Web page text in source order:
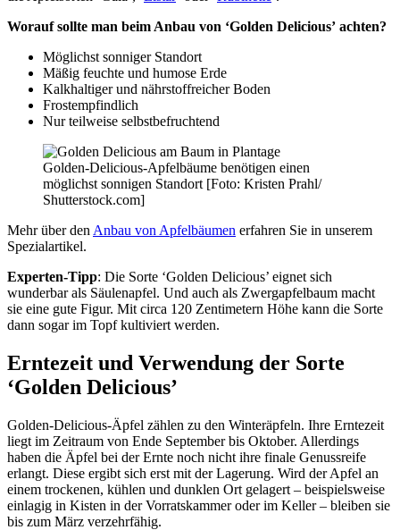
Worauf sollte man beim Anbau von ‘Golden Delicious’ achten?
Möglichst sonniger Standort
Mäßig feuchte und humose Erde
Kalkhaltiger und nährstoffreicher Boden
Frostempfindlich
Nur teilweise selbstbefruchtend
Golden-Delicious-Apfelbäume benötigen einen
möglichst sonnigen Standort [Foto: Kristen Prahl/
Shutterstock.com]
Mehr über den Anbau von Apfelbäumen erfahren Sie in unserem
Spezialartikel.
Experten-Tipp: Die Sorte ‘Golden Delicious’ eignet sich
wunderbar als Säulenapfel. Und auch als Zwergapfelbaum macht
sie eine gute Figur. Mit circa 120 Zentimetern Höhe kann die Sorte
dann sogar im Topf kultiviert werden.
Erntezeit und Verwendung der Sorte
‘Golden Delicious’
Golden-Delicious-Äpfel zählen zu den Winteräpfeln. Ihre Erntezeit
liegt im Zeitraum von Ende September bis Oktober. Allerdings
haben die Äpfel bei der Ernte noch nicht ihre finale Genussreife
erlangt. Diese ergibt sich erst mit der Lagerung. Wird der Apfel an
einem trockenen, kühlen und dunklen Ort gelagert – beispielsweise
einlagig in Kisten in der Vorratskammer oder im Keller – bleiben sie
bis zum März verzehrfähig.